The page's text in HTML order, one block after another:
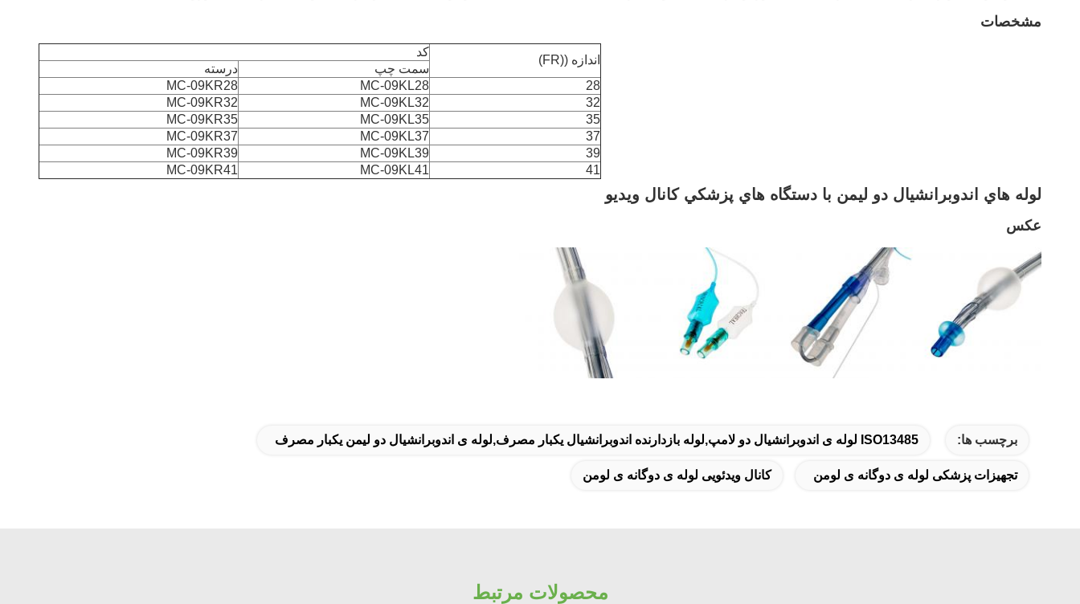
مشخصات
اندازه ((FR)
کد
سمت چپ
درسته
28
MC-09KL28
MC-09KR28
32
MC-09KL32
MC-09KR32
35
MC-09KL35
MC-09KR35
37
MC-09KL37
MC-09KR37
39
MC-09KL39
MC-09KR39
41
MC-09KL41
MC-09KR41
لوله هاي اندوبرانشيال دو ليمن با دستگاه هاي پزشکي کانال ويديو
عکس
برچسب ها: ISO13485 لوله ی اندوبرانشیال دو لامپ,لوله بازدارنده اندوبرانشیال یکبار مصرف,لوله ی اندوبرانشیال دو لیمن یکبار مصرف
تجهیزات پزشکی لوله ی دوگانه ی لومن کانال ویدئویی لوله ی دوگانه ی لومن
محصولات مرتبط